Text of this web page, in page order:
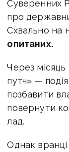
Суверенних
про
Схвально на
опитаних.
Через місяць
путч» —
позбавити
повернути
лад.
Однак